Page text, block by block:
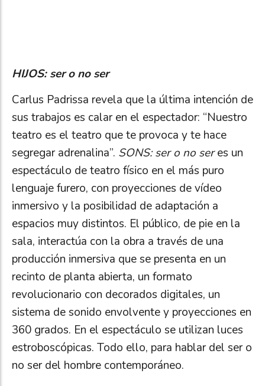
HIJOS: ser o no ser
Carlus Padrissa revela que la última intención de
sus trabajos es calar en el espectador: “Nuestro
teatro es el teatro que te provoca y te hace
segregar adrenalina”. SONS: ser o no seres un
espectáculo de teatro físico en el más puro
lenguaje furero, con proyecciones de vídeo
inmersivo y la posibilidad de adaptación a
espacios muy distintos. El público, de pie en la
sala, interactúa con la obra a través de una
producción inmersiva que se presenta en un
recinto de planta abierta, un formato
revolucionario con decorados digitales, un
sistema de sonido envolvente y proyecciones en
360 grados. En el espectáculo se utilizan luces
estroboscópicas. Todo ello, para hablar del ser o
no ser del hombre contemporáneo.